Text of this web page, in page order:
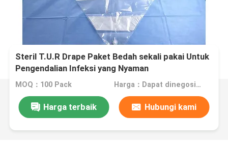
Steril T.U.R Drape Paket Bedah sekali pakai Untuk
Pengendalian Infeksi yang Nyaman
MOQ：100 Pack Harga：Dapat dinegosiasikan
Harga terbaik Hubungi kami